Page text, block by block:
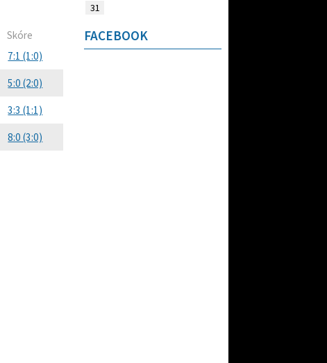
Skóre
7:1 (1:0)
5:0 (2:0)
3:3 (1:1)
8:0 (3:0)
31
FACEBOOK